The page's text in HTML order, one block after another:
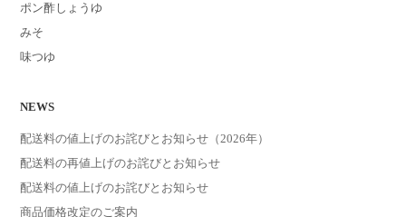
ポン酢しょうゆ
みそ
味つゆ
NEWS
配送料の値上げのお詫びとお知らせ（2026年）
配送料の再値上げのお詫びとお知らせ
配送料の値上げのお詫びとお知らせ
商品価格改定のご案内